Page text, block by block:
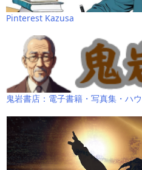
Pinterest Kazusa
鬼岩書店：電子書籍・写真集・ハ